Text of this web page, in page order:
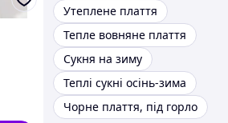
Утеплене плаття
Тепле вовняне плаття
Сукня на зиму
Теплі сукні осінь-зима
Чорне плаття, під горло